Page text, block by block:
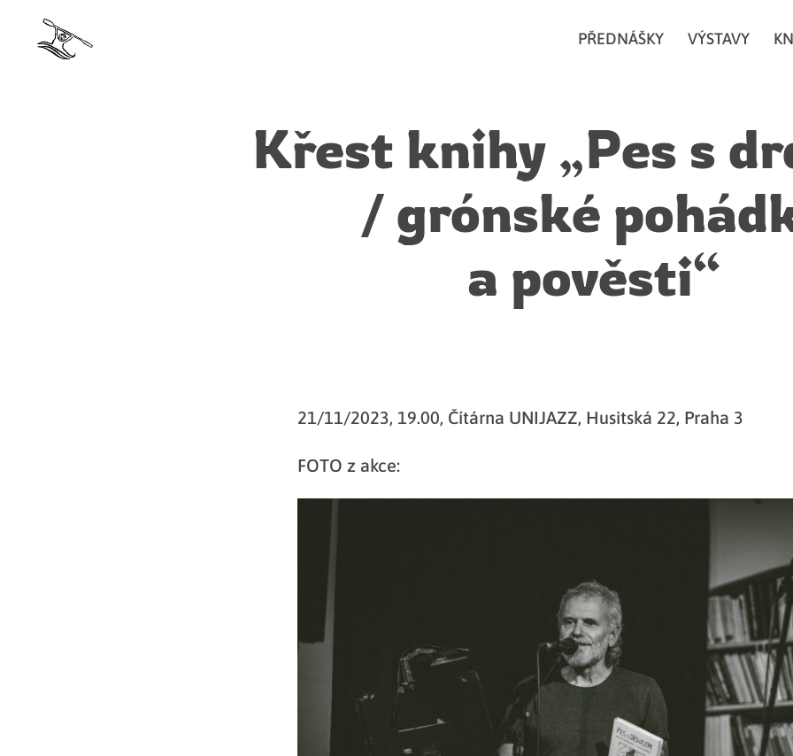
PŘEDNÁŠKY VÝSTAVY
Křest knihy „Pes s
/ grónské
a pověsti“
21/11/2023, 19.00, Čítárna UNIJAZZ, Husitská 22, Praha 3
FOTO z akce: